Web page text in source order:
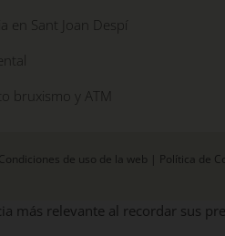
en Sant Joan Despí
bruxismo y ATM
Condiciones de uso de la web Política de
relevante al recordar sus